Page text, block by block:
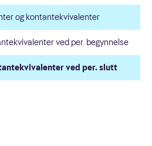
og kontantekvivalenter
ved per. begynnelse
ved per. slutt